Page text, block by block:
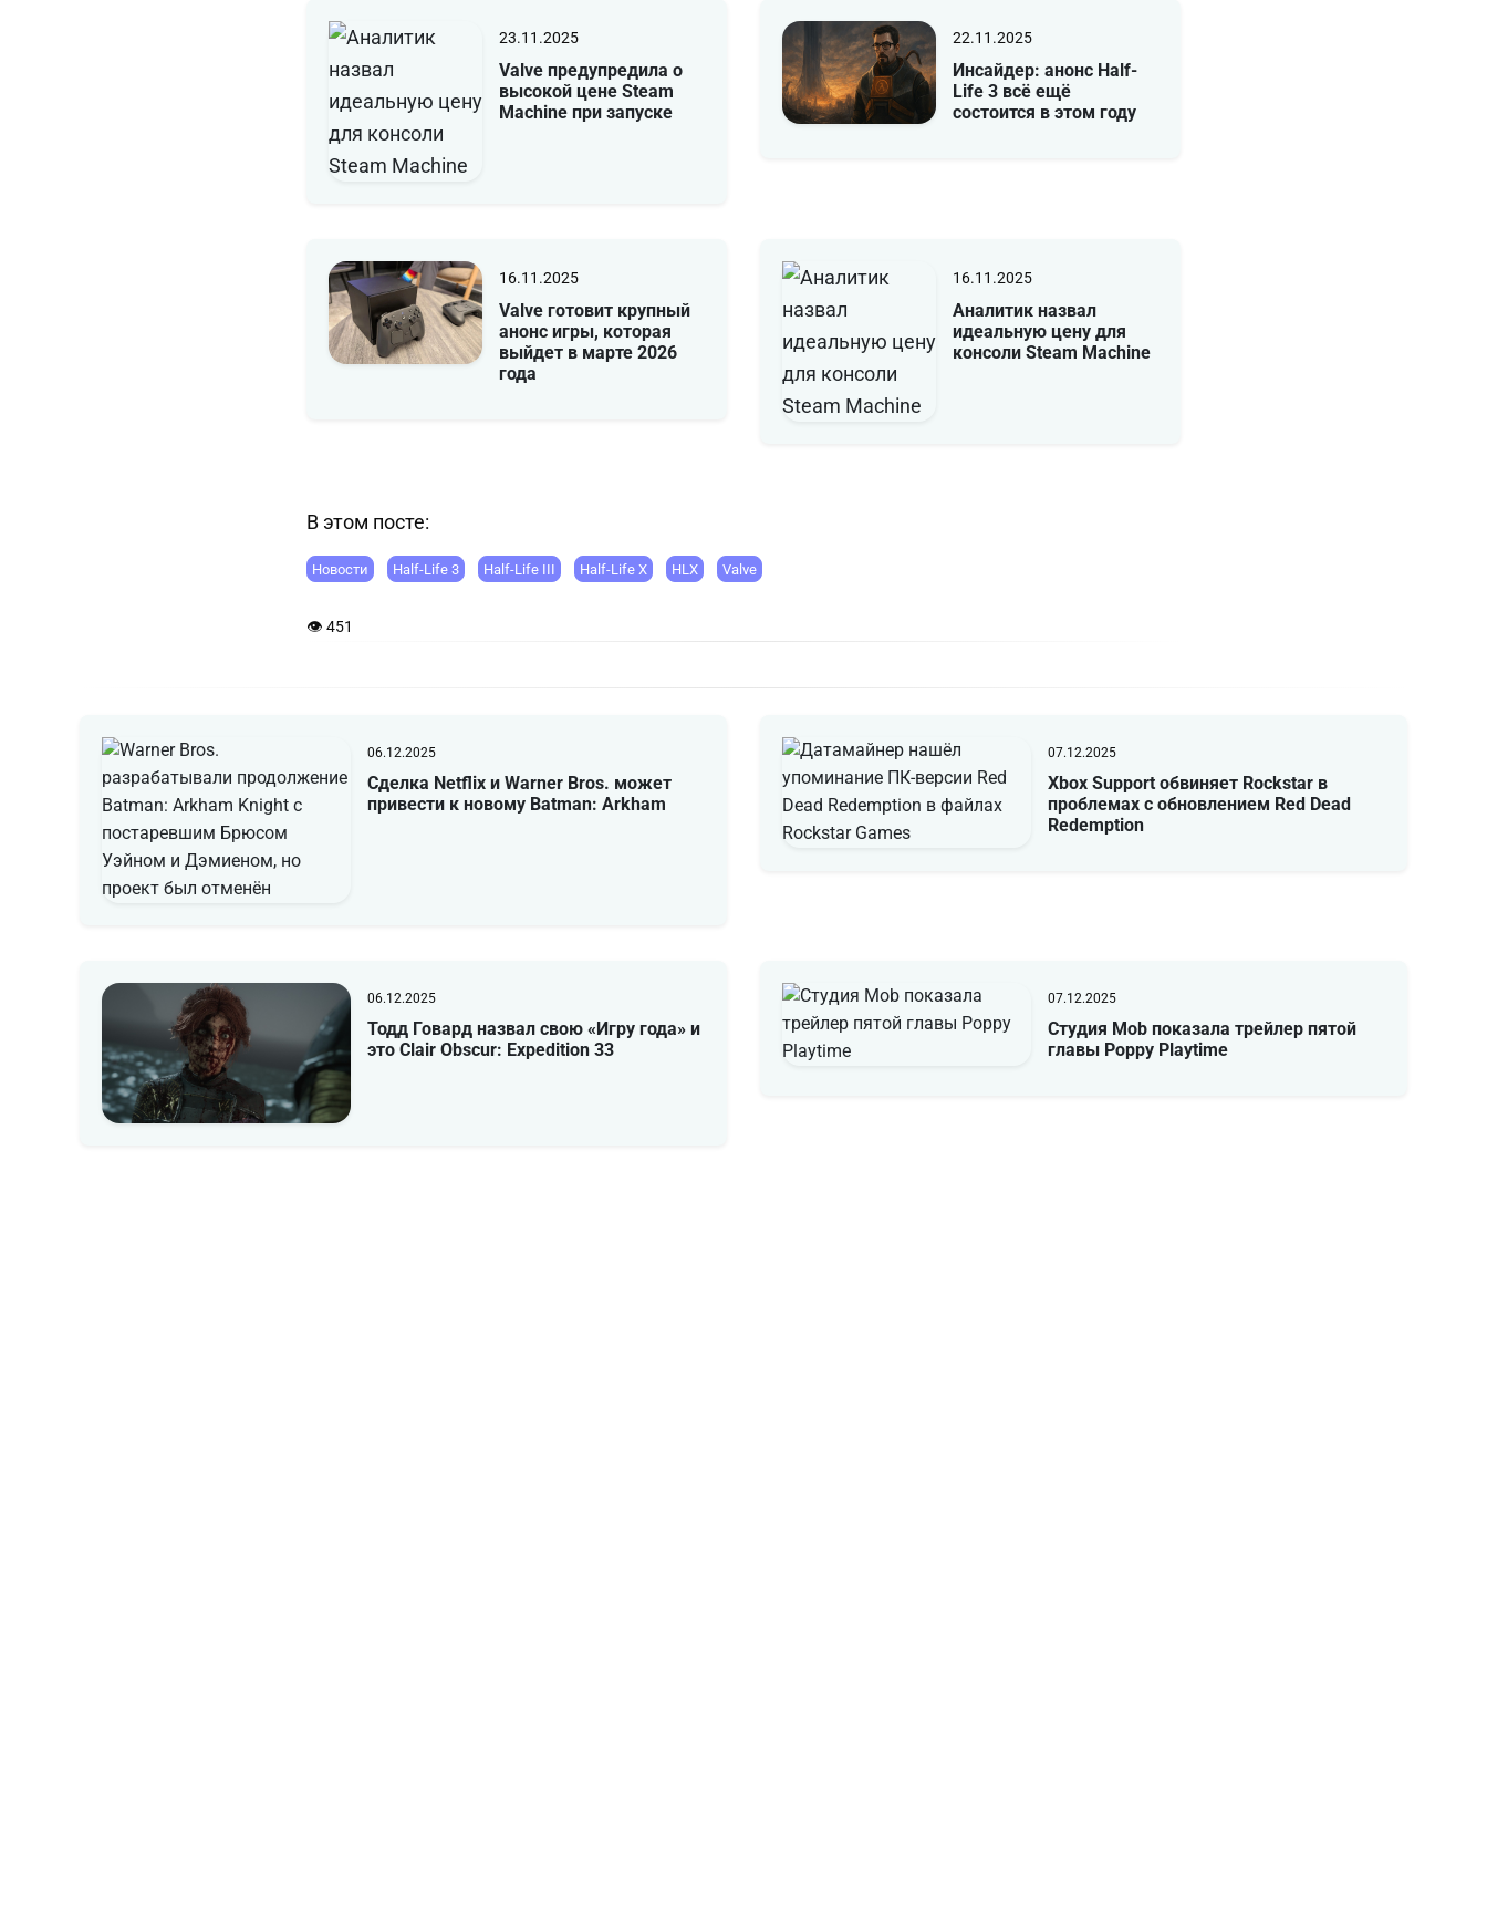
23.11.2025
Valve предупредила о
высокой цене Steam
Machine при запуске
22.11.2025
Инсайдер: анонс Half-
Life 3 всё ещё
состоится в этом году
16.11.2025
Valve готовит крупный
анонс игры, которая
выйдет в марте 2026
года
16.11.2025
Аналитик назвал
идеальную цену для
консоли Steam Machine
В этом посте:
Новости Half-Life 3 Half-Life III Half-Life X HLX Valve
👁 451
06.12.2025
Сделка Netflix и Warner Bros. может
привести к новому Batman: Arkham
07.12.2025
Xbox Support обвиняет Rockstar в
проблемах с обновлением Red Dead
Redemption
06.12.2025
Тодд Говард назвал свою «Игру года» и
это Clair Obscur: Expedition 33
07.12.2025
Студия Mob показала трейлер пятой
главы Poppy Playtime